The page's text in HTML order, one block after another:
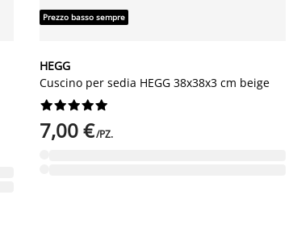
Prezzo basso sempre
HEGG
Cuscino per sedia HEGG 38x38x3 cm beige






7,00 €/PZ.